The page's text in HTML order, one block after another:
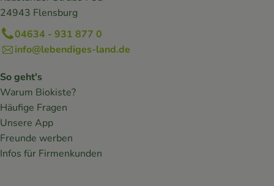
24943 Flensburg
04634 - 931 877 0
info@lebendiges-land.de
So geht's
Warum Biokiste?
Häufige Fragen
Unsere App
Freunde werben
Infos für Firmenkunden